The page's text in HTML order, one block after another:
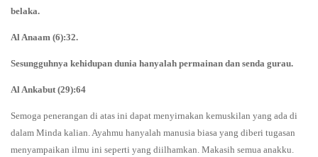
belaka.
Al Anaam (6):32.
Sesungguhnya kehidupan dunia hanyalah permainan dan senda gurau.
Al Ankabut (29):64
Semoga penerangan di atas ini dapat menyirnakan kemuskilan yang ada di
dalam Minda kalian. Ayahmu hanyalah manusia biasa yang diberi tugasan
menyampaikan ilmu ini seperti yang diilhamkan. Makasih semua anakku.